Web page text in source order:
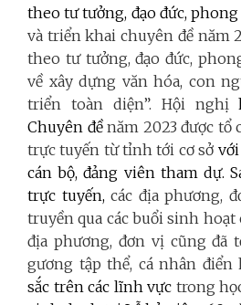
theo tư tưởng, đạo đức,
và triển khai chuyên đề năm
theo tư tưởng, đạo đức,
về xây dựng văn hóa, con
triển toàn diện”. Hội nghị
Chuyên đềnăm 2023 được tổ
trực tuyến từ tỉnh tới cơ sở với
cán bộ, đảng viên tham dự.
trực tuyến,các địa phương,
truyền qua các buổi sinh hoạt
địa phương, đơn vị cũng đã
gương tập thể, cá nhân điển
sắc trên các lĩnh vực trong